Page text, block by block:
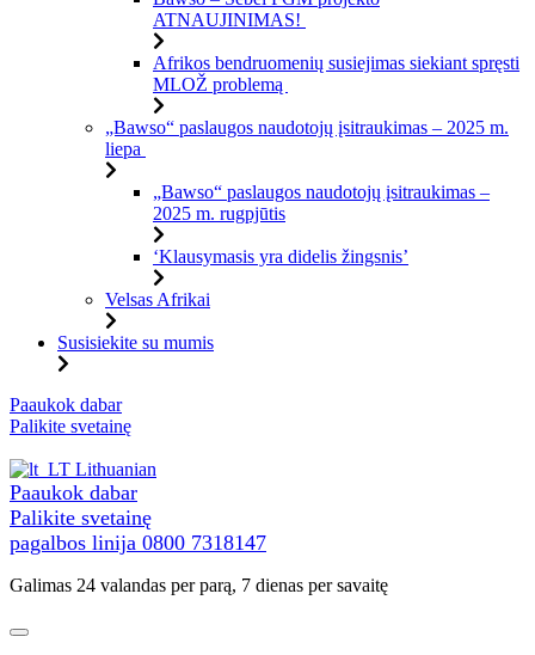
ATNAUJINIMAS!
Afrikos bendruomenių susiejimas siekiant spręsti
MLOŽ problemą
„Bawso“ paslaugos naudotojų įsitraukimas – 2025 m.
liepa
„Bawso“ paslaugos naudotojų įsitraukimas –
2025 m. rugpjūtis
‘Klausymasis yra didelis žingsnis’
Velsas Afrikai
Susisiekite su mumis
Pereiti
prie
Paaukok dabar
Palikite svetainę
Lithuanian
Paaukok dabar
Palikite svetainę
pagalbos linija 0800 7318147
Galimas 24 valandas per parą, 7 dienas per savaitę